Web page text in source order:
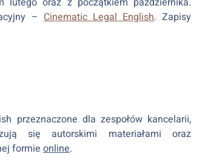
–Cinematic Legal English. Zapisy
przeznaczone dla zespołów kancelarii,
się autorskimi materiałami oraz
formieonline.